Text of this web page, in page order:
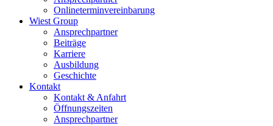
Onlineterminvereinbarung
Wiest Group
Ansprechpartner
Beiträge
Karriere
Ausbildung
Geschichte
Kontakt
Kontakt & Anfahrt
Öffnungszeiten
Ansprechpartner